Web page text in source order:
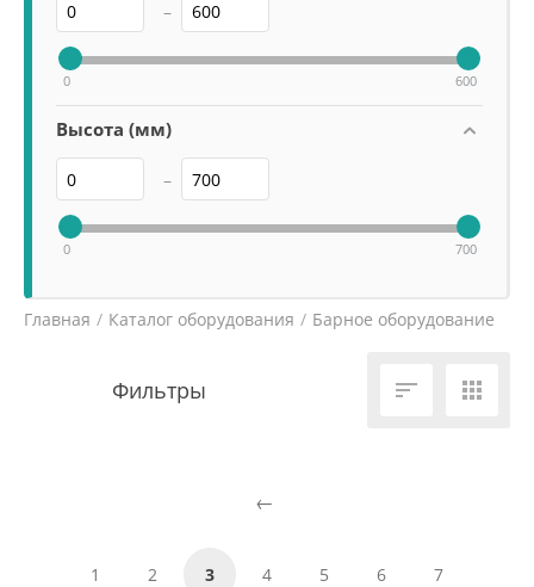
–
0 600
Высота (мм)
–
0 700
Главная / Каталог оборудования / Барное оборудование
1 2 3 4 5 6 7
 